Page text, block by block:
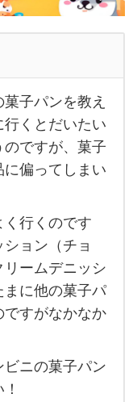
子パンを教え
くとだいたい
のですが、菓子
偏ってしまい
行くのです
ョン（チョ
ームデニッシ
まに他の菓子パ
ですがなかなか
ニの菓子パン